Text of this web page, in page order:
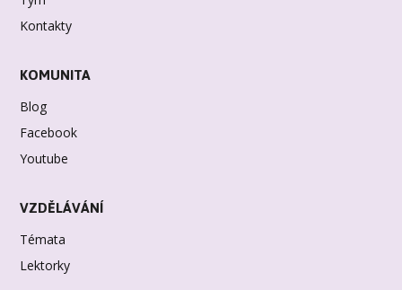
Kontakty
KOMUNITA
Blog
Facebook
Youtube
VZDĚLÁVÁNÍ
Témata
Lektorky